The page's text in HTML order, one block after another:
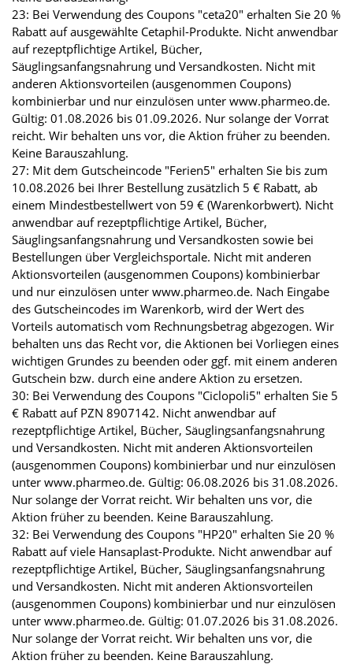
23: Bei Verwendung des Coupons "ceta20" erhalten Sie 20 %
Rabatt auf ausgewählte Cetaphil-Produkte. Nicht anwendbar
auf rezeptpflichtige Artikel, Bücher,
Säuglingsanfangsnahrung und Versandkosten. Nicht mit
anderen Aktionsvorteilen (ausgenommen Coupons)
kombinierbar und nur einzulösen unter www.pharmeo.de.
Gültig: 01.08.2026 bis 01.09.2026. Nur solange der Vorrat
reicht. Wir behalten uns vor, die Aktion früher zu beenden.
Keine Barauszahlung.
27: Mit dem Gutscheincode "Ferien5" erhalten Sie bis zum
10.08.2026 bei Ihrer Bestellung zusätzlich 5 € Rabatt, ab
einem Mindestbestellwert von 59 € (Warenkorbwert). Nicht
anwendbar auf rezeptpflichtige Artikel, Bücher,
Säuglingsanfangsnahrung und Versandkosten sowie bei
Bestellungen über Vergleichsportale. Nicht mit anderen
Aktionsvorteilen (ausgenommen Coupons) kombinierbar
und nur einzulösen unter www.pharmeo.de. Nach Eingabe
des Gutscheincodes im Warenkorb, wird der Wert des
Vorteils automatisch vom Rechnungsbetrag abgezogen. Wir
behalten uns das Recht vor, die Aktionen bei Vorliegen eines
wichtigen Grundes zu beenden oder ggf. mit einem anderen
Gutschein bzw. durch eine andere Aktion zu ersetzen.
30: Bei Verwendung des Coupons "Ciclopoli5" erhalten Sie 5
€ Rabatt auf PZN 8907142. Nicht anwendbar auf
rezeptpflichtige Artikel, Bücher, Säuglingsanfangsnahrung
und Versandkosten. Nicht mit anderen Aktionsvorteilen
(ausgenommen Coupons) kombinierbar und nur einzulösen
unter www.pharmeo.de. Gültig: 06.08.2026 bis 31.08.2026.
Nur solange der Vorrat reicht. Wir behalten uns vor, die
Aktion früher zu beenden. Keine Barauszahlung.
32: Bei Verwendung des Coupons "HP20" erhalten Sie 20 %
Rabatt auf viele Hansaplast-Produkte. Nicht anwendbar auf
rezeptpflichtige Artikel, Bücher, Säuglingsanfangsnahrung
und Versandkosten. Nicht mit anderen Aktionsvorteilen
(ausgenommen Coupons) kombinierbar und nur einzulösen
unter www.pharmeo.de. Gültig: 01.07.2026 bis 31.08.2026.
Nur solange der Vorrat reicht. Wir behalten uns vor, die
Aktion früher zu beenden. Keine Barauszahlung.